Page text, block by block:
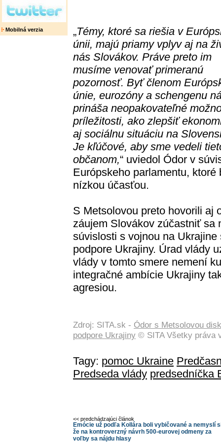
Mobilná verzia „Témy, ktoré sa riešia v
únii, majú priamy vplyv aj na
nás Slovákov. Práve preto im
musíme venovať primeranú
pozornosť. Byť členom
únie, eurozóny a schengenu
prináša neopakovateľné
príležitosti, ako zlepšiť
aj sociálnu situáciu na
Je kľúčové, aby sme vedeli
občanom,“ uviedol Ódor v
Európskeho parlamentu,
nízkou účasťou.
S Metsolovou preto hovorili aj
záujem Slovákov zúčastniť sa
súvislosti s vojnou na
podpore Ukrajiny. Úrad vlády
vlády v tomto smere nemení
integračné ambície Ukrajiny
agresiou.
Zdroj: SITA.sk - Ódor s Metsolovou
podpore Ukrajiny © SITA Všetky práva
Tagy: pomoc Ukraine
Predseda vlády predsedníčka
<< predchádzajúci článok
Emócie už podľa Kollára boli vybičované a nemyslí
že na kontroverzný návrh 500-eurovej odmeny za
voľby sa nájdu hlasy